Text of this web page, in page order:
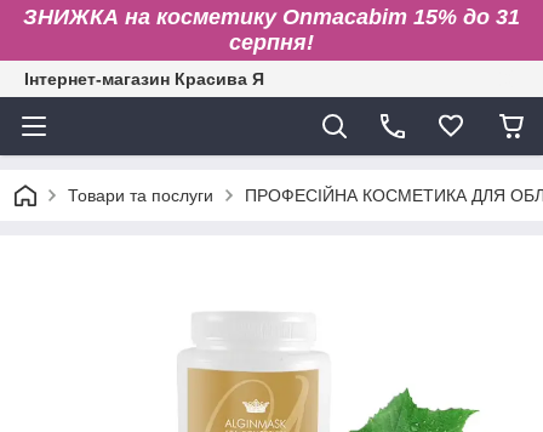
ЗНИЖКА на косметику Onmacabim 15% до 31
серпня!
Інтернет-магазин Красива Я
Товари та послуги ПРОФЕСІЙНА КОСМЕТИКА ДЛЯ